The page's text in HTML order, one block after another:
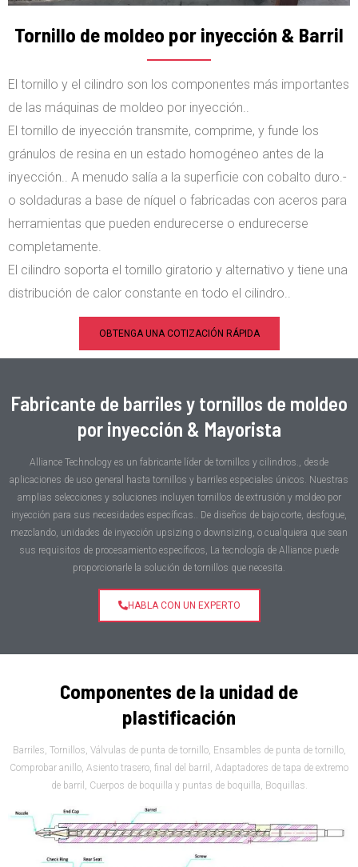
Tornillo de moldeo por inyección & Barril
El tornillo y el cilindro son los componentes más importantes
de las máquinas de moldeo por inyección..
El tornillo de inyección transmite, comprime, y funde los
gránulos de resina en un estado homogéneo antes de la
inyección.. A menudo salía a la superficie con cobalto duro.-
o soldaduras a base de níquel o fabricadas con aceros para
herramientas que pueden endurecerse o endurecerse
completamente.
El cilindro soporta el tornillo giratorio y alternativo y tiene una
distribución de calor constante en todo el cilindro..
OBTENGA UNA COTIZACIÓN RÁPIDA
Fabricante de barriles y tornillos de moldeo
por inyección & Mayorista
Alliance Technology es un fabricante líder de tornillos y cilindros., desde
aplicaciones de uso general hasta tornillos y barriles especiales únicos. Nuestras
amplias selecciones y soluciones incluyen tornillos de extrusión y moldeo por
inyección para sus necesidades específicas.. De diseños de bajo corte, desfogue,
mezclando, unidades de inyección upsizing o downsizing, o cualquiera que sean
sus requisitos de procesamiento específicos, La tecnología de Alliance puede
proporcionarle la solución de tornillos que necesita.
HABLA CON UN EXPERTO
Componentes de la unidad de
plastificación
Barriles, Tornillos, Válvulas de punta de tornillo, Ensambles de punta de tornillo,
Comprobar anillo, Asiento trasero, final del barril, Adaptadores de tapa de extremo
de barril, Cuerpos de boquilla y puntas de boquilla, Boquillas.